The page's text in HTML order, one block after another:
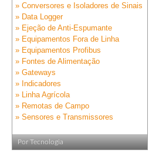
» Conversores e Isoladores de Sinais
» Data Logger
» Ejeção de Anti-Espumante
» Equipamentos Fora de Linha
» Equipamentos Profibus
» Fontes de Alimentação
» Gateways
» Indicadores
» Linha Agrícola
» Remotas de Campo
» Sensores e Transmissores
Por Tecnologia